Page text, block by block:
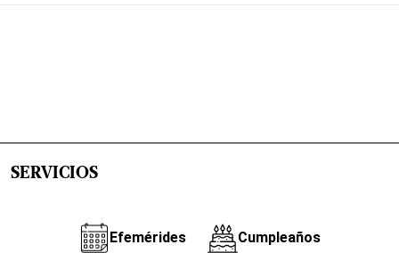
SERVICIOS
Efemérides Cumpleaños